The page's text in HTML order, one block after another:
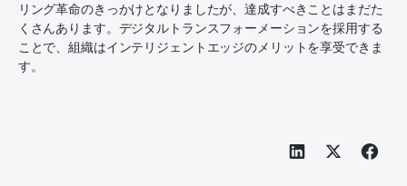
リング革命のきっかけとなりましたが、達成すべきことはまだた
くさんあります。デジタルトランスフォーメーションを採用する
ことで、組織はインテリジェントエッジのメリットを享受できま
す。